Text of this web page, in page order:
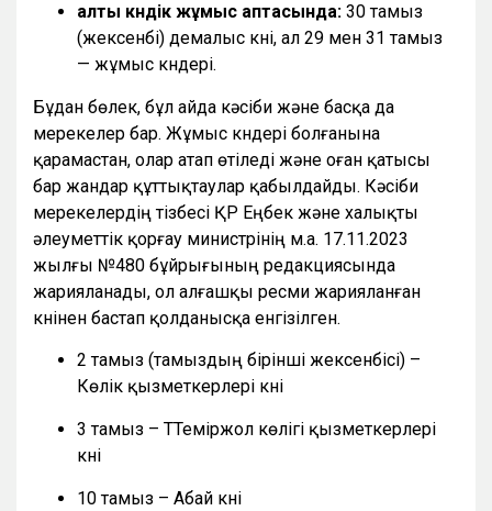
алты күндік жұмыс аптасында: 30 тамыз
(жексенбі) демалыс күні, ал 29 мен 31 тамыз
— жұмыс күндері.
Бұдан бөлек, бұл айда кәсіби және басқа да
мерекелер бар. Жұмыс күндері болғанына
қарамастан, олар атап өтіледі және оған қатысы
бар жандар құттықтаулар қабылдайды. Кәсіби
мерекелердің тізбесі ҚР Еңбек және халықты
әлеуметтік қорғау министрінің м.а. 17.11.2023
жылғы №480 бұйрығының редакциясында
жарияланады, ол алғашқы ресми жарияланған
күнінен бастап қолданысқа енгізілген.
2 тамыз (тамыздың бірінші жексенбісі) –
Көлік қызметкерлері күні
3 тамыз – ТТеміржол көлігі қызметкерлері
күні
10 тамыз – Абай күні